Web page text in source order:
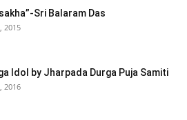
Sri Balaram Das
2015
Idol by Jharpada Durga Puja Samiti
2016